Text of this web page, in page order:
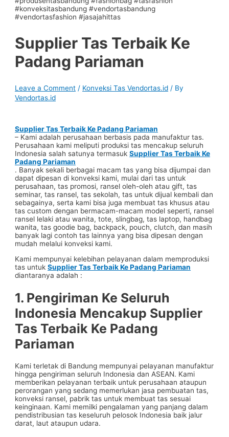
Supplier Tas Terbaik Ke
Padang Pariaman
Leave a Comment / Konveksi Tas Vendortas.id / By
Vendortas.id
Supplier Tas Terbaik Ke Padang Pariaman
– Kami adalah perusahaan berbasis pada manufaktur tas.
Perusahaan kami meliputi produksi tas mencakup seluruh
Indonesia salah satunya termasukSupplier Tas Terbaik Ke
Padang Pariaman
. Banyak sekali berbagai macam tas yang bisa dijumpai dan
dapat dipesan di konveksi kami, mulai dari tas untuk
perusahaan, tas promosi, ransel oleh-oleh atau gift, tas
seminar, tas ransel, tas sekolah, tas untuk dijual kembali dan
sebagainya, serta kami bisa juga membuat tas khusus atau
tas custom dengan bermacam-macam model seperti, ransel
ransel lelaki atau wanita, tote, slingbag, tas laptop, handbag
wanita, tas goodie bag, backpack, pouch, clutch, dan masih
banyak lagi contoh tas lainnya yang bisa dipesan dengan
mudah melalui konveksi kami.
Kami mempunyai kelebihan pelayanan dalam memproduksi
tas untukSupplier Tas Terbaik Ke Padang Pariaman
diantaranya adalah :
1. Pengiriman Ke Seluruh
Indonesia Mencakup Supplier
Tas Terbaik Ke Padang
Pariaman
Kami terletak di Bandung mempunyai pelayanan manufaktur
hingga pengiriman seluruh Indonesia dan ASEAN. Kami
memberikan pelayanan terbaik untuk perusahaan ataupun
perorangan yang sedang memerlukan jasa pembuatan tas,
konveksi ransel, pabrik tas untuk membuat tas sesuai
keinginaan. Kami memilki pengalaman yang panjang dalam
pendistribusian tas keseluruh pelosok Indonesia baik jalur
darat, laut ataupun udara.